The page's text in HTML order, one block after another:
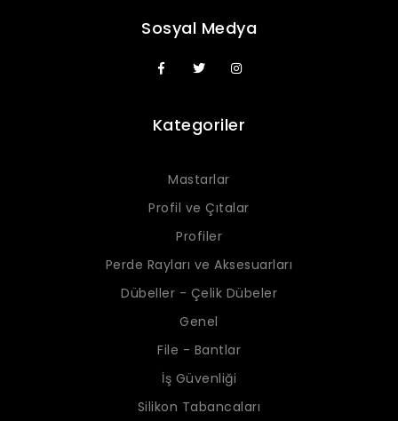
Sosyal Medya
Kategoriler
Mastarlar
Profil ve Çıtalar
Profiler
Perde Rayları ve Aksesuarları
Dübeller - Çelik Dübeler
Genel
File - Bantlar
İş Güvenliği
Silikon Tabancaları